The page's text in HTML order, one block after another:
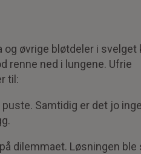
øvrige bløtdeler i svelget
renne ned i lungene. Ufrie
til:
Samtidig er det jo
dilemmaet. Løsningen ble